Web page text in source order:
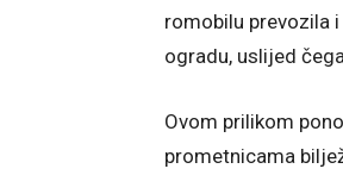
romobilu prevozila
ogradu, uslijed
Ovom prilikom
prometnicama